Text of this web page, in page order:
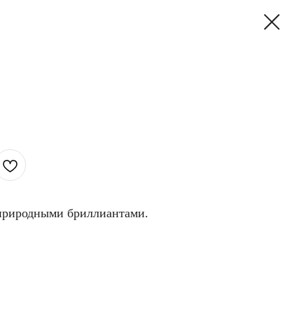
бриллиантами.